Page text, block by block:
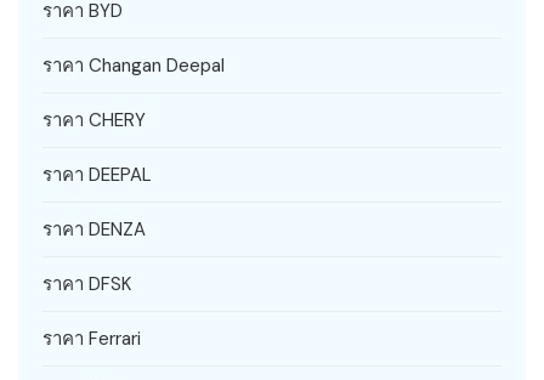
ราคา BYD
ราคา Changan Deepal
ราคา CHERY
ราคา DEEPAL
ราคา DENZA
ราคา DFSK
ราคา Ferrari